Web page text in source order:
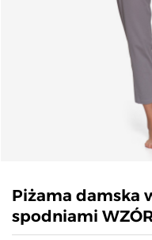
Piżama damska
spodniami WZÓR